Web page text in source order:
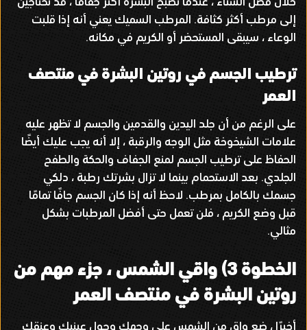
إلى مرطب أكثر كثافة. المرطب السميك يعني أنه إذا قلبت
الوعاء ، سيبقى المستحضر أو ​​الكريم في مكانه.
ترطيب الجسم في روتين البشرة في منتصف
العمر
على الرغم من أن جلد اليدين والقدمين والجسم لا تظهر عليه
علامات الشيخوخة مثل الوجه والرقبة ، إلا أنه يجب عليك أيضًا
الحفاظ على ترطيب الجسم لمنع الجفاف والحكة والطفح
الجلدي. بعد الاستحمام بينما لا تزال بشرتك رطبة ، دلكي
جسمك بالكامل بمرطب. لاحظ أنه إذا كان الجسم جافًا تمامًا
قبل وضع الكريم ، فلن تعمل حتى أفضل المرطبات بشكل
مثالي.
الخطوة3) واقي الشمس ، جزء مهم من
روتين البشرة في منتصف العمر
أخيرًا ، ضع واقٍ من الشمس على وجهك وحول عينيك وعنقك